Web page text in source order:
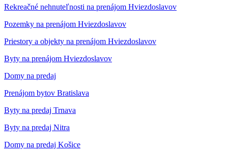
Rekreačné nehnuteľnosti na prenájom Hviezdoslavov
Pozemky na prenájom Hviezdoslavov
Priestory a objekty na prenájom Hviezdoslavov
Byty na prenájom Hviezdoslavov
Domy na predaj
Prenájom bytov Bratislava
Byty na predaj Trnava
Byty na predaj Nitra
Domy na predaj Košice